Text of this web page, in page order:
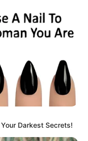
Darkest Secrets!